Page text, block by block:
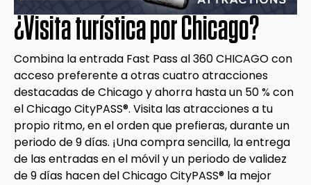
¿Visita turística por Chicago?
Combina la entrada Fast Pass al 360 CHICAGO con
acceso preferente a otras cuatro atracciones
destacadas de Chicago y ahorra hasta un 50 % con
el Chicago CityPASS®. Visita las atracciones a tu
propio ritmo, en el orden que prefieras, durante un
periodo de 9 días. ¡Una compra sencilla, la entrega
de las entradas en el móvil y un periodo de validez
de 9 días hacen del Chicago CityPASS® la mejor